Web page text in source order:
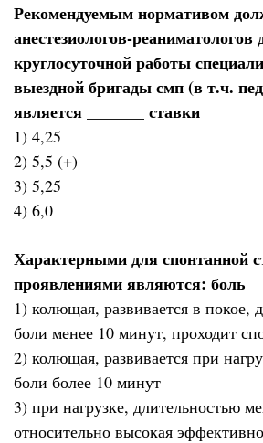
Рекомендуемым нормативом
анестезиологов-реаниматологов
круглосуточной работы
выездной бригады смп (в т.ч.
является _______ ставки
1) 4,25
2) 5,5 (+)
3) 5,25
4) 6,0
Характерными для спонтанной
проявлениями являются: боль
1) колющая, развивается в покое,
боли менее 10 минут, проходит
2) колющая, развивается при
боли более 10 минут
3) при нагрузке, длительностью
относительно высокая